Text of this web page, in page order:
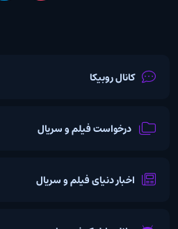
کانال روبیکا
درخواست فیلم و سریال
اخبار دنیای فیلم و سریال